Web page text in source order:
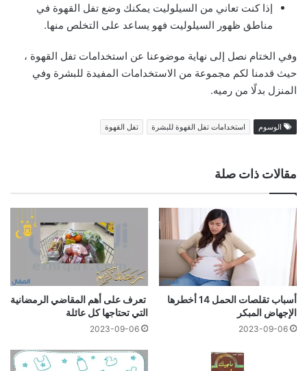
إذا كنت تعاني من السيلوليت يمكنك وضع تفل القهوة في
مناطق ظهور السيلوليت فهو يساعد على التخلص منها.
وفي الختام نصل إلى نهاية موضوعنا عن استخدامات تفل القهوة ،
حيث قدمنا لكم مجموعة من الاستخدامات المفيدة للبشرة وفي
المنزل بدلًا من رميه.
الوسوم استخدامات تفل القهوة للبشرة تفل القهوة
مقالات ذات صلة
أسباب تقلصات الحمل 14 أخطرها
الإجهاض المبكر
2023-09-06
تعرف على أهم المقاضي الرمضانية
التي تحتاجها كل عائلة
2023-09-06